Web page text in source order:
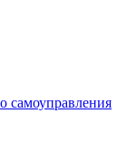
самоуправления